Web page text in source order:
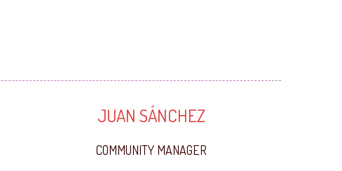
JUAN SÁNCHEZ
COMMUNITY MANAGER